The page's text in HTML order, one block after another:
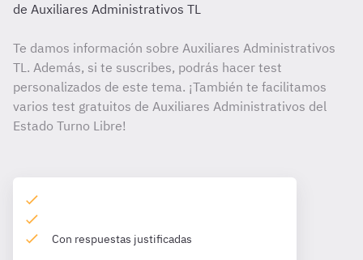
de Auxiliares Administrativos TL
Te damos información sobre Auxiliares Administrativos
TL. Además, si te suscribes, podrás hacer test
personalizados de este tema. ¡También te facilitamos
varios test gratuitos de Auxiliares Administrativos del
Estado Turno Libre!
Con respuestas justificadas